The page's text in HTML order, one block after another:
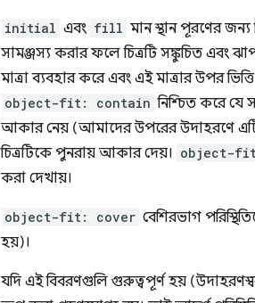
initial এবং fill মান স্থান পূরণের
সামঞ্জস্য করার ফলে চিত্রটি সঙ্কুচিত এবং
মাত্রা ব্যবহার করে এবং এই মাত্রার উপর
object-fit: contain নিশ্চিত করে যে
আকার নেয় (আমাদের উপরের উদাহরণে এটি
চিত্রটিকে পুনরায় আকার দেয়। object-
করা দেখায়।
object-fit: cover বেশিরভাগ
হয়)।
যদি এই বিবরণগুলি গুরুত্বপূর্ণ হয়